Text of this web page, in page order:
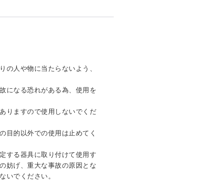
の人や物に当たらないよう、
になる恐れがある為、使用を
りますので使用しないでくだ
目的以外での使用は止めてく
する器具に取り付けて使用す
妨げ、重大な事故の原因とな
いでください。